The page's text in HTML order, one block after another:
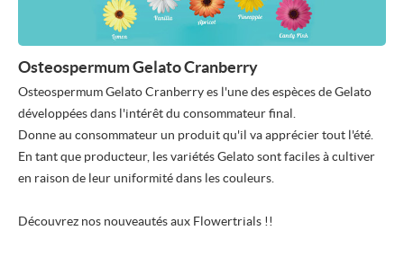
Osteospermum Gelato Cranberry
Osteospermum Gelato Cranberry es l'une des espèces de Gelato
développées dans l'intérêt du consommateur final.
Donne au consommateur un produit qu'il va apprécier tout l'été.
En tant que producteur, les variétés Gelato sont faciles à cultiver
en raison de leur uniformité dans les couleurs.
Découvrez nos nouveautés aux Flowertrials !!